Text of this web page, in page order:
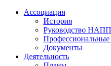
Ассоциация
История
Руководство НАПП
Профессиональные
Документы
Деятельность